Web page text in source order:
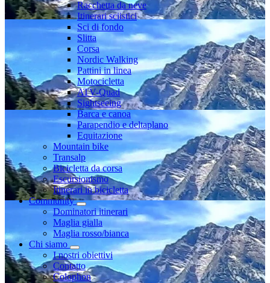
Racchetta da neve
Itinerari sciistici
Sci di fondo
Slitta
Corsa
Nordic Walking
Pattini in linea
Motocicletta
ATV-Quad
Sightseeing
Barca e canoa
Parapendio e deltaplano
Equitazione
Mountain bike
Transalp
Bicicletta da corsa
Escursionismo
Itinerari in bicicletta
Community
Dominatori itinerari
Maglia gialla
Maglia rosso/bianca
Chi siamo
I nostri obiettivi
Contatto
Colophon